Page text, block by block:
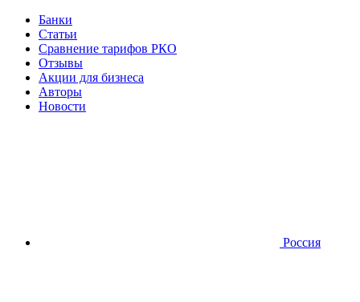
Банки
Статьи
Сравнение тарифов РКО
Отзывы
Акции для бизнеса
Авторы
Новости
Россия